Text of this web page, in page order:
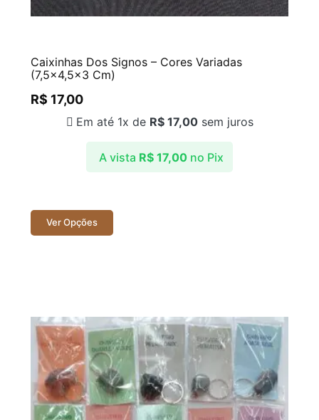
Caixinhas Dos Signos – Cores Variadas
(7,5×4,5×3 Cm)
R$ 17,00
A vista R$17,00 no Pix
Em até 1x de R$17,00sem juros
Ver Opções